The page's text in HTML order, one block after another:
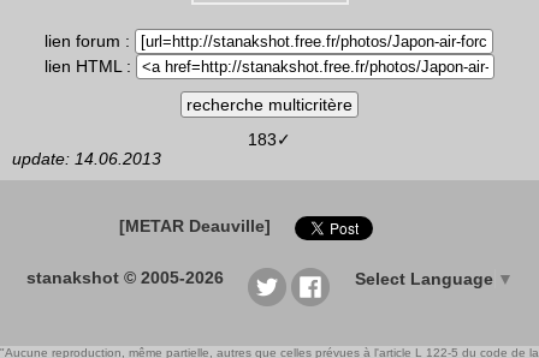
lien forum :
lien HTML :
183✓
update: 14.06.2013
[METAR Deauville]
stanakshot © 2005-2026 Select Language ▼
"Aucune reproduction, même partielle, autres que celles prévues à l'article L 122-5 du code de la